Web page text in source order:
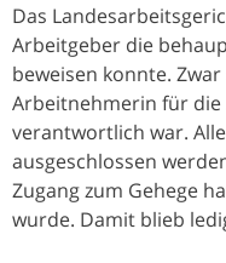
Das
Arbeitgeber die
beweisen konnte.
Arbeitnehmerin für die
verantwortlich war.
ausgeschlossen
Zugang zum Gehege
wurde. Damit blieb